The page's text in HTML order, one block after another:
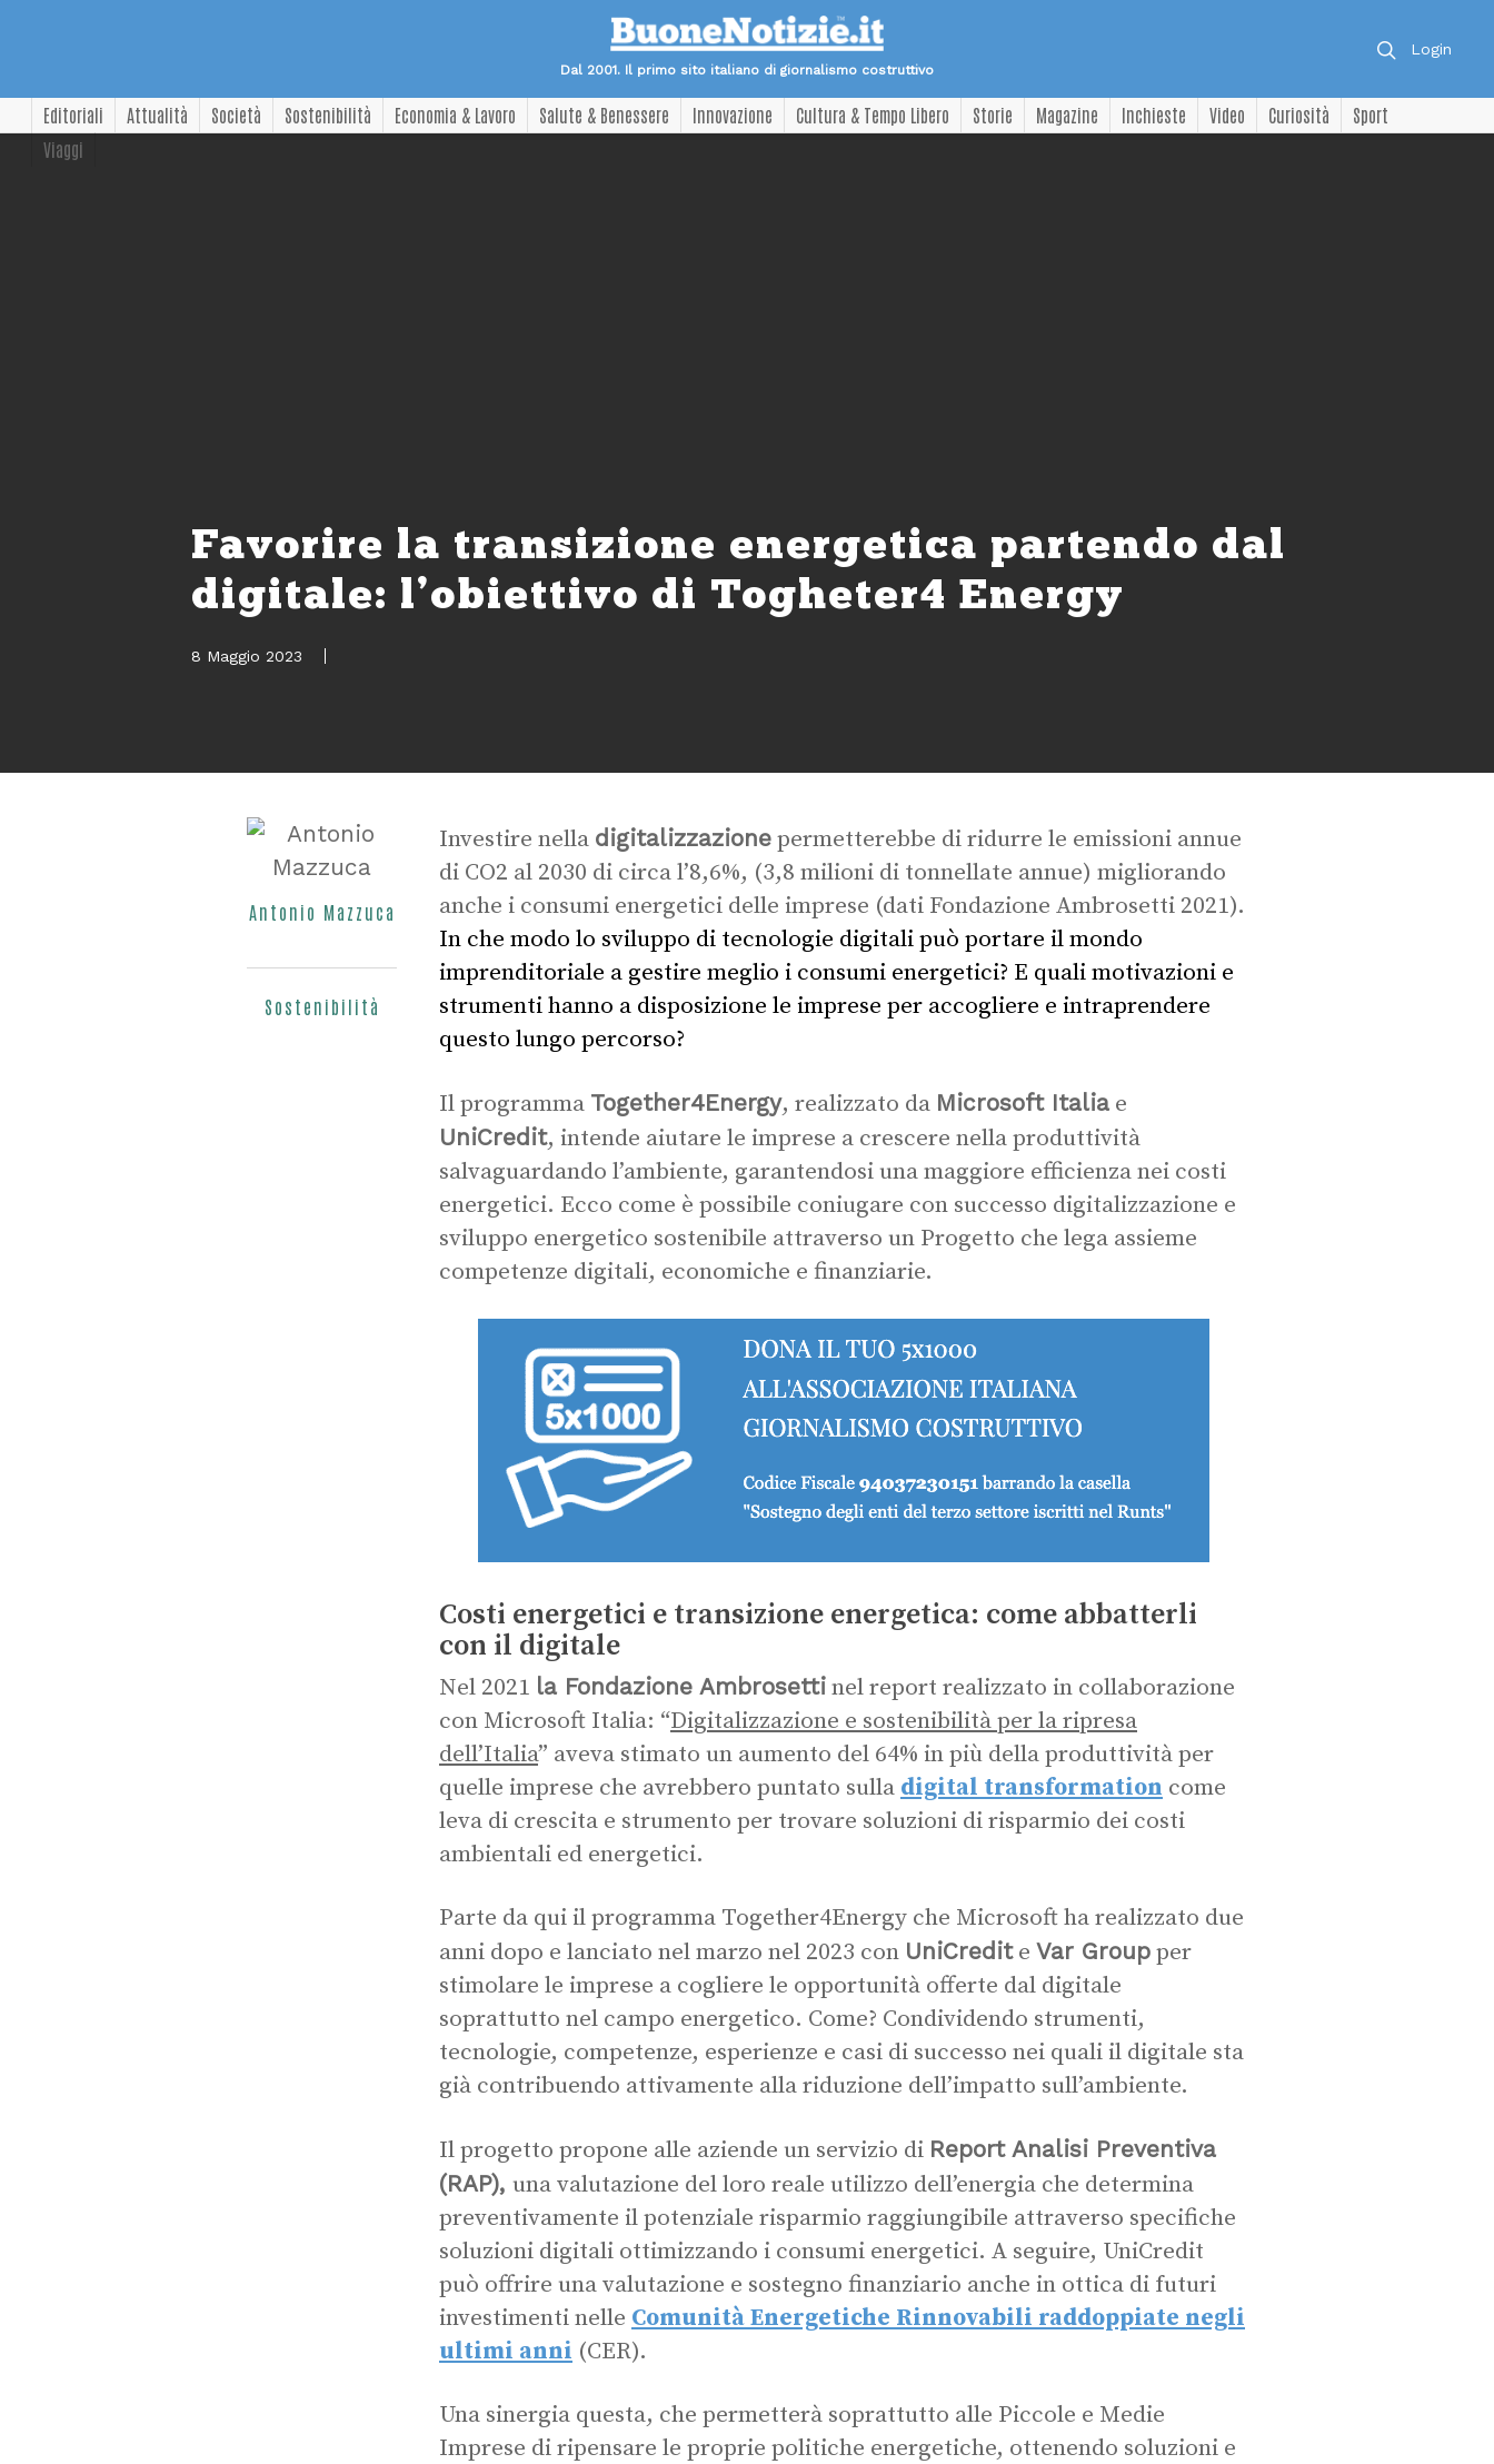
Dal 2001. Il primo sito italiano di giornalismo costruttivo
Login
Editoriali Attualità Società Sostenibilità Economia & Lavoro Salute & Benessere Innovazione Cultura & Tempo Libero Storie Magazine Inchieste Video Curiosità
Sport
Viaggi
Favorire la transizione energetica partendo dal
digitale: l’obiettivo di Togheter4 Energy
8 Maggio 2023
Antonio Mazzuca
Sostenibilità
Investire nella digitalizzazione permetterebbe di ridurre le emissioni annue
di CO2 al 2030 di circa l’8,6%, (3,8 milioni di tonnellate annue) migliorando
anche i consumi energetici delle imprese (dati Fondazione Ambrosetti 2021).
In che modo lo sviluppo di tecnologie digitali può portare il mondo
imprenditoriale a gestire meglio i consumi energetici? E quali motivazioni e
strumenti hanno a disposizione le imprese per accogliere e intraprendere
questo lungo percorso?
Il programma Together4Energy, realizzato da Microsoft Italia e
UniCredit, intende aiutare le imprese a crescere nella produttività
salvaguardando l’ambiente, garantendosi una maggiore efficienza nei costi
energetici. Ecco come è possibile coniugare con successo digitalizzazione e
sviluppo energetico sostenibile attraverso un Progetto che lega assieme
competenze digitali, economiche e finanziarie.
Costi energetici e transizione energetica: come abbatterli
con il digitale
Nel 2021 la Fondazione Ambrosetti nel report realizzato in collaborazione
con Microsoft Italia: “Digitalizzazione e sostenibilità per la ripresa
dell’Italia” aveva stimato un aumento del 64% in più della produttività per
quelle imprese che avrebbero puntato sulla digital transformation come
leva di crescita e strumento per trovare soluzioni di risparmio dei costi
ambientali ed energetici.
Parte da qui il programma Together4Energy che Microsoft ha realizzato due
anni dopo e lanciato nel marzo nel 2023 con UniCredite Var Group per
stimolare le imprese a cogliere le opportunità offerte dal digitale
soprattutto nel campo energetico. Come? Condividendo strumenti,
tecnologie, competenze, esperienze e casi di successo nei quali il digitale sta
già contribuendo attivamente alla riduzione dell’impatto sull’ambiente.
Il progetto propone alle aziende un servizio di Report Analisi Preventiva
(RAP), una valutazione del loro reale utilizzo dell’energia che determina
preventivamente il potenziale risparmio raggiungibile attraverso specifiche
soluzioni digitali ottimizzando i consumi energetici. A seguire, UniCredit
può offrire una valutazione e sostegno finanziario anche in ottica di futuri
investimenti nelle Comunità Energetiche Rinnovabili raddoppiate negli
ultimi anni (CER).
Una sinergia questa, che permetterà soprattutto alle Piccole e Medie
Imprese di ripensare le proprie politiche energetiche, ottenendo soluzioni e